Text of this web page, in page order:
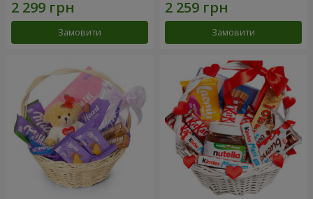
Замовити Замовити